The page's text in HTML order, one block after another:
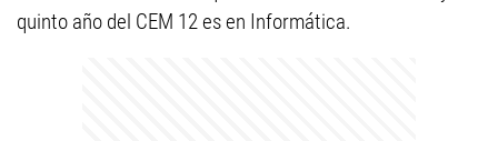
quinto año del CEM 12 es en Informática.